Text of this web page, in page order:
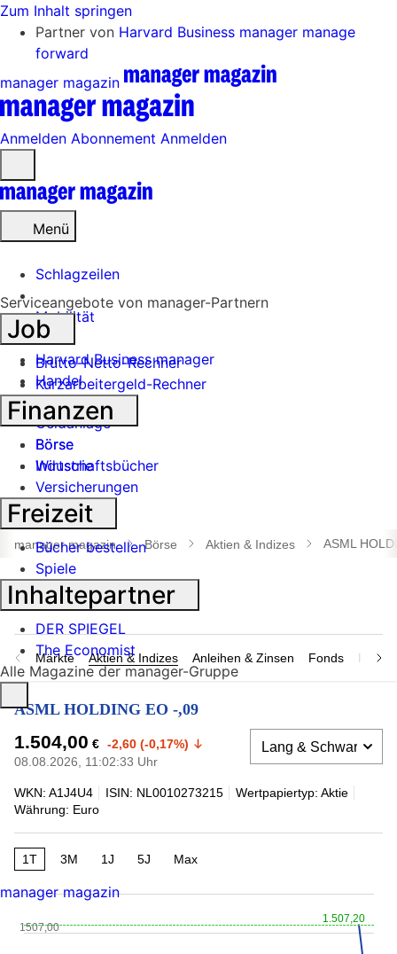
Zum Inhalt springen
Partner von Harvard Business manager manage
forward
manager magazin
Anmelden Abonnement Anmelden
öffnen
Menü
Schlagzeilen
Mobilität
Tech
Harvard Business manager
Handel
Banken
Geldanlage
Börse
Industrie
Suche
öffnen
manager magazin Börse Aktien & Indizes ASML
Märkte Aktien & Indizes Anleihen & Zinsen Fonds
ASML HOLDING EO -,09
1.504,00 € -2,60 (-0,17%)
08.08.2026, 11:02:33 Uhr
WKN: A1J4U4 ISIN: NL0010273215
Wertpapiertyp: Aktie
Währung: Euro
1T 3M 1J 5J Max
1.507,20
1507,00
Serviceangebote von manager-Partnern
Job
Brutto-Netto-Rechner
Kurzarbeitergeld-Rechner
Finanzen
Börse
Wirtschaftsbücher
Versicherungen
Freizeit
Bücher bestellen
Spiele
Inhaltepartner
DER SPIEGEL
The Economist
Alle Magazine der manager-Gruppe
manager magazin